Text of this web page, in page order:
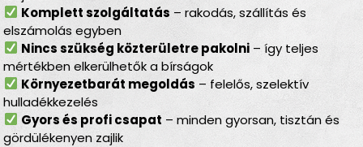
Komplett szolgáltatás – rakodás, szállítás és
elszámolás egyben
Nincs szükség közterületre pakolni– így teljes
mértékben elkerülhetők a bírságok
Környezetbarát megoldás – felelős, szelektív
hulladékkezelés
Gyors és profi csapat – minden gyorsan, tisztán és
gördülékenyen zajlik